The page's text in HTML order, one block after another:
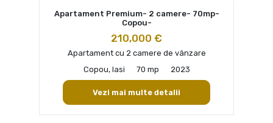
Apartament Premium- 2 camere- 70mp-
Copou-
210,000 €
Apartament cu 2 camere de vânzare
Copou, Iasi
70 mp 2023
Vezi mai multe detalii